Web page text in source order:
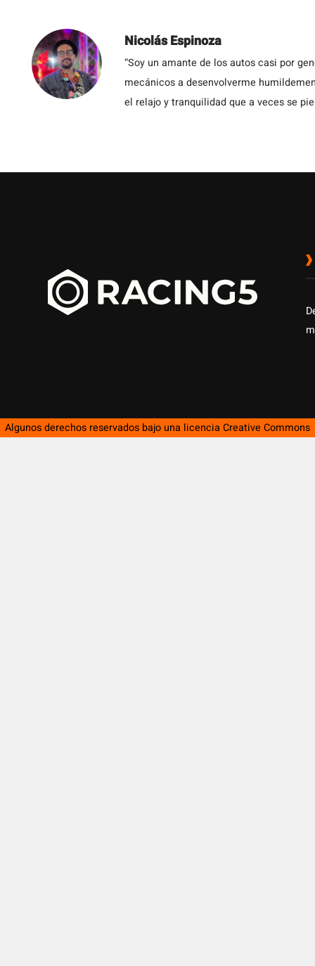
Nicolás Espinoza
“Soy un amante de los autos casi por
mecánicos a desenvolverme
el relajo y tranquilidad que a veces se
Algunos derechos reservados bajo una licencia Creative Commons